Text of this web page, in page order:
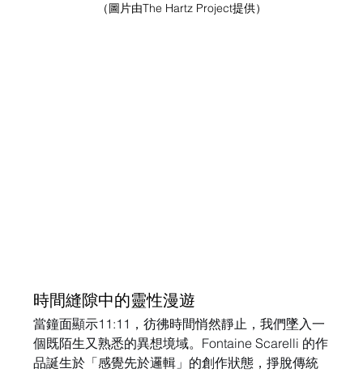
（圖片由The Hartz Project提供）
時間縫隙中的靈性漫遊
當鐘面顯示11:11，彷彿時間悄然靜止，我們墜入一
個既陌生又熟悉的異想境域。Fontaine Scarelli 的作
品誕生於「感覺先於邏輯」的創作狀態，掙脫傳統